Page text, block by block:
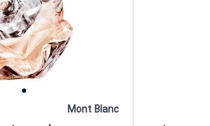
Mont Blanc